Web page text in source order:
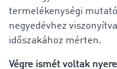
termelékenységi
negyedévhez
időszakához mérten.
Végre ismét voltak